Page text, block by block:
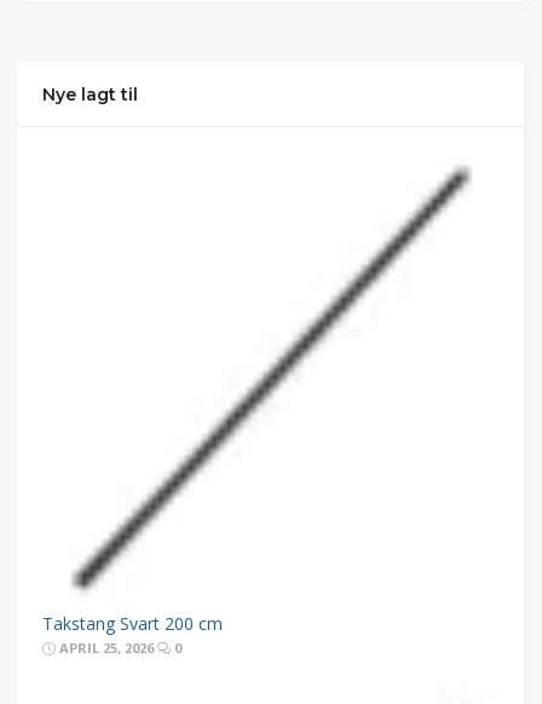
Nye lagt til
Takstang Svart 200 cm
APRIL 25, 2026 0